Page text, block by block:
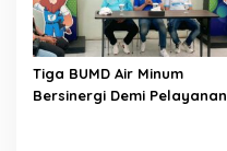
Tiga BUMD Air Minum
Bersinergi Demi Pelayanan